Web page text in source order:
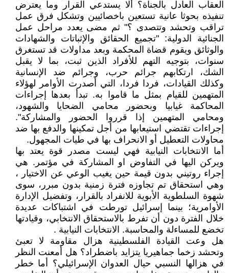
العقاب العادل بالجناة؟ ألا يستدعي القرار وما يعترض
تنفيذه بحوثا عانية تستعين باخصائيين وتشكل فرق عمل
تراقب وتحشد وتتصدى ؟" ثم مضى يعدد مراحل عمل
الجنائية الدولية: "تجميع الحقائق والإثباتات والشهادات
والوثائق ويقوم قضاة المحكمة وبعد مداولات قد تستغرق
سنوات، بتوجيه التهم للأفراد الذين ثبت، بما لا يقبل
الشك، ارتكابهم جرائم حرب، وجرائم ضد الإنسانية
وكذلك القيادات، فردا فردا، التي أصدرت الأوامر لهؤلاء
المتهمين للقيام بمثل ما قاموا به. تبدأ بعدها إجراءات
المحاكمة غيابيا وبحضور محامي الضحايا والشهود،
ومحامي المتهمين إذا قرروا الحضور والمشاركة".
إجراءات تقتضي استيعابها من أجل تمكينها والدفع بها ضد
محاولات التعطيل أو الانحراف بها في طيات المجهول.
أما الانتخابات النيابية فهي ليست مصدر قوة يعتد بها
ويركن اليها في التفاوض او المشاركة في مؤتمر. هي
إجراء روتيني بدون قيمة حين يغيب الوعي عن الاختيار ،
وهي استحقاق تم تجاوزه فترة زمنية بدون مبرر، سوى
شهوة السلطوية الأبوية للانفراد بالقرار، وتفضيل الإدارة
الأوامرية؛ بينما إسرائيل تورطت في اشتباكات عديدة
خلال الفترة دون أن تفرط بالاستحقاق الانتخابي، وقيادتها
تخضع للمساءلة والمحاسبة. الانتخابات النيابية .
هل وعت القيادة الفلسطينية هزال مقاومة لا تعبئ
وتحشد زخما جماهيريا يتزايد باضطراد؟ هل أمعنت النظر
في هزالها النسبي حيال العدوان الإسرائيلي؟ أما خطر